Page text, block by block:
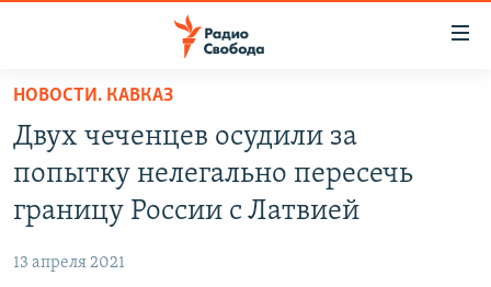
упрощенного
доступа
основному
Вернутся
ПОДКАСТЫ
АВТОРСКИЕ ПРОЕКТЫ
МНЕНИЯ
НОВОСТИ. КАВКАЗ
Двух чеченцев осудили за
попытку нелегально пересечь
границу России с Латвией
13 апреля 2021